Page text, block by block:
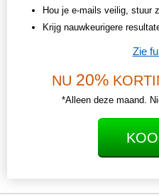
Hou je e-mails veilig, stuur
Krijg nauwkeurigere
Zie
NU 20%
*Alleen deze maand.